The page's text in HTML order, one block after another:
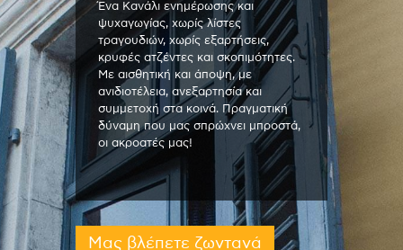
Ένα Κανάλι ενημέρωσης και
ψυχαγωγίας, χωρίς λίστες
τραγουδιών, χωρίς εξαρτήσεις,
κρυφές ατζέντες και σκοπιμότητες.
Με αισθητική και άποψη, με
ανιδιοτέλεια, ανεξαρτησία και
συμμετοχή στα κοινά. Πραγματική
δύναμη που μας σπρώχνει μπροστά,
οι ακροατές μας!
Μας βλέπετε ζωντανά